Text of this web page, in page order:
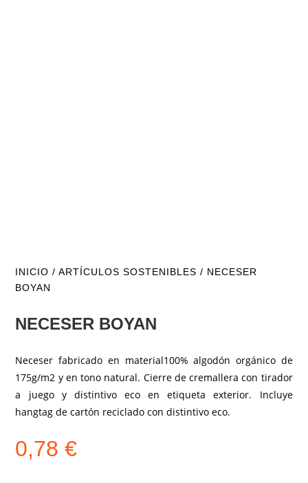
INICIO /ARTÍCULOS SOSTENIBLES / NECESER
BOYAN
NECESER BOYAN
Neceser fabricado en material100% algodón orgánico de
175g/m2 y en tono natural. Cierre de cremallera con tirador
a juego y distintivo eco en etiqueta exterior. Incluye
hangtag de cartón reciclado con distintivo eco.
0,78€